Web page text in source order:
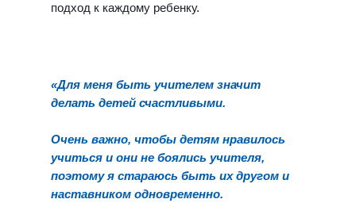
подход к каждому ребенку.
«Для меня быть учителем значит
делать детей счастливыми.
Очень важно, чтобы детям нравилось
учиться и они не боялись учителя,
поэтому я стараюсь быть их другом и
наставником одновременно.